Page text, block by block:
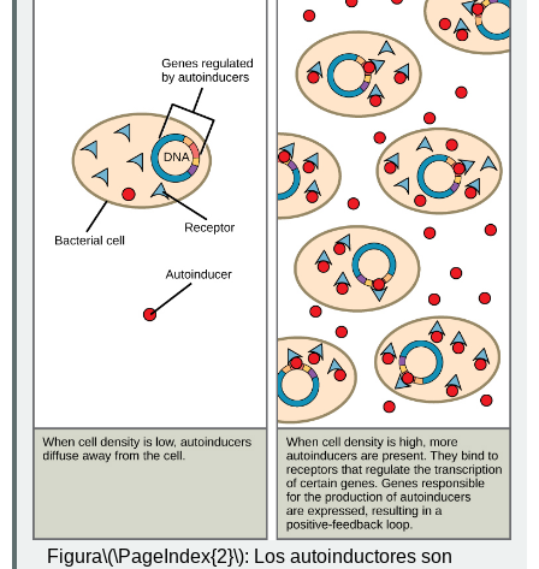
Figura\(\PageIndex{2}\): Los autoinductores son